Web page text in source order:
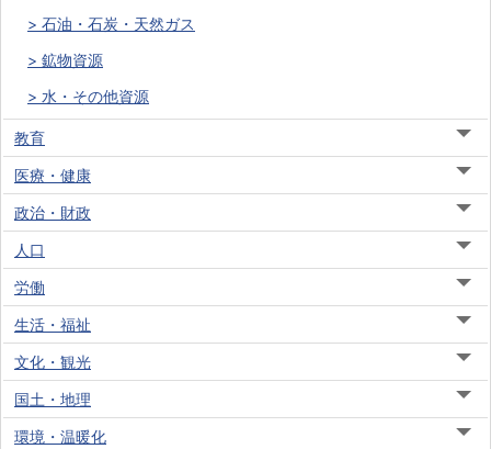
石油・石炭・天然ガス
鉱物資源
水・その他資源
教育
医療・健康
政治・財政
人口
労働
生活・福祉
文化・観光
国土・地理
環境・温暖化